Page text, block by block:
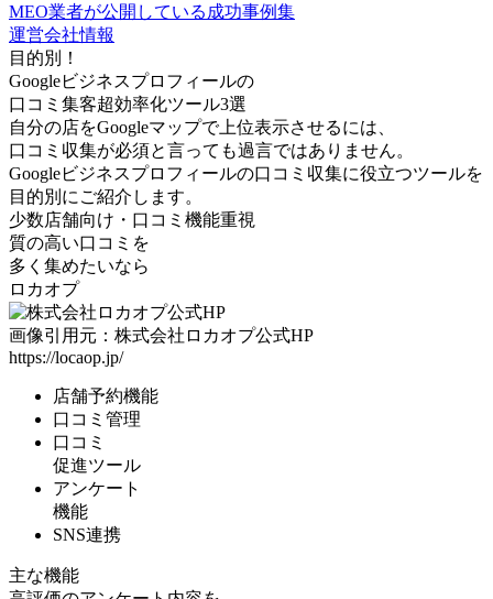
MEO業者が公開している成功事例集
運営会社情報
目的別！
Googleビジネスプロフィールの
口コミ集客超効率化ツール3選
自分の店をGoogleマップで上位表示させるには、
口コミ収集が必須と言っても過言ではありません。
Googleビジネスプロフィールの口コミ収集に役立つツールを
目的別にご紹介します。
少数店舗向け ・ 口コミ機能重視
質の高い口コミを
多く集めたいなら
ロカオプ
画像引用元：株式会社ロカオプ公式HP
https://locaop.jp/
店舗予約機能
口コミ管理
口コミ
促進ツール
アンケート
機能
SNS連携
主な機能